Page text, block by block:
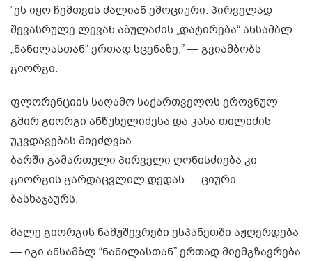
“ეს იყო ჩემთვის ძალიან ემოციური. პირველად
შევასრულე ლევან აბულაძის „დატირება“ ანსამბლ
„ნანილასთან“ ერთად სცენაზე,” — გვიამბობს
გიორგი.
ფლორენციის საღამო საქართველოს ეროვნულ
გმირ გიორგი ანწუხელიძესა და კახა თილიძის
უკვდავებას მიეძღვნა.
ბარში გამართული პირველი ღონისძიება კი
გიორგის გარდაცვლილ დედას — ციური
ბასხაჯაურს.
მალე გიორგის ნამუშევრები ესპანეთში აჟღერდება
— იგი ანსამბლ “ნანილასთან” ერთად მიემგზავრება